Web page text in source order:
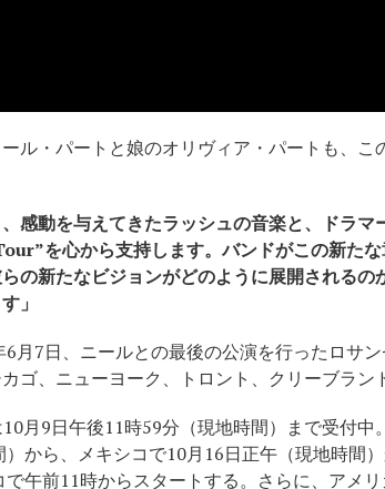
ル・パートと娘のオリヴィア・パートも、
感動を与えてきたラッシュの音楽と、ドラ
を心から支持します。バンドがこの新た
の新たなビジョンがどのように展開される
」
月7日、ニールとの最後の公演を行ったロサ
ゴ、ニューヨーク、トロント、クリーブラン
10月9日午後11時59分（現地時間）まで受付
から、メキシコで10月16日正午（現地時間
午前11時からスタートする。さらに、アメ